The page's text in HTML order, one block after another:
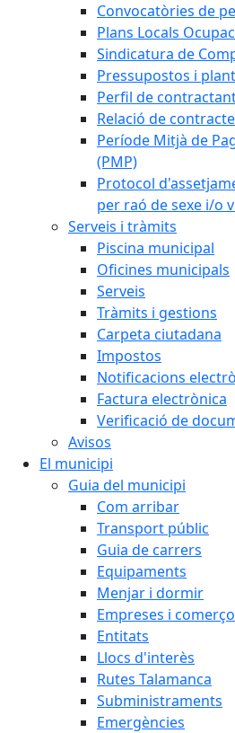
Convocatòries de
Plans Locals
Sindicatura de
Pressupostos i
Perfil de
Relació de
Període Mitjà de
(PMP)
Protocol
per raó de sexe i/o
Serveis i tràmits
Piscina municipal
Oficines municipals
Serveis
Tràmits i gestions
Carpeta ciutadana
Impostos
Notificacions
Factura electrònica
Verificació de
Avisos
El municipi
Guia del municipi
Com arribar
Transport públic
Guia de carrers
Equipaments
Menjar i dormir
Empreses i
Entitats
Llocs d'interès
Rutes Talamanca
Subministraments
Emergències